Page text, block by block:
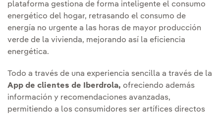
plataforma gestiona de forma inteligente el consumo
energético del hogar, retrasando el consumo de
energía no urgente a las horas de mayor producción
verde de la vivienda, mejorando así la eficiencia
energética.
Todo a través de una experiencia sencilla a través de la
App de clientes de Iberdrola, ofreciendo además
información y recomendaciones avanzadas,
permitiendo a los consumidores ser artífices directos